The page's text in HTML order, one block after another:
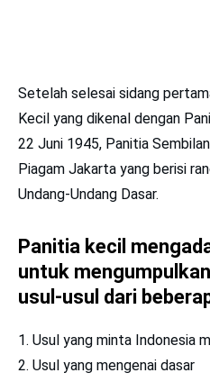
Setelah selesai sidang
Kecil yang dikenal dengan
22 Juni 1945, Panitia
Piagam Jakarta yang berisi
Undang-Undang Dasar.
Panitia kecil
untuk
usul-usul dari
Usul yang minta Indonesia
Usul yang mengenai dasar